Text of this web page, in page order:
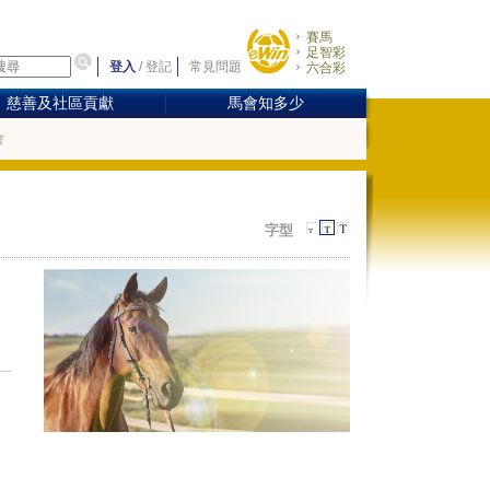
登入 /登記 常見問題
賽馬
足智彩
六合彩
慈善及社區貢獻 馬會知多少
字型